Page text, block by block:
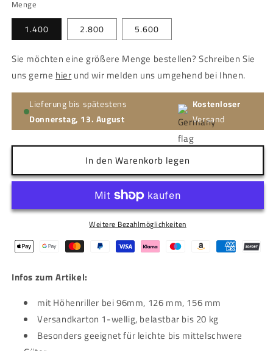
Menge
1.400 2.800 5.600
Sie möchten eine größere Menge bestellen? Schreiben Sie
uns gerne hier und wir melden uns umgehend bei Ihnen.
Lieferung bis spätestens
Donnerstag, 13. August
Kostenloser
Versand
In den Warenkorb legen
Weitere Bezahlmöglichkeiten
Infos zum Artikel:
mit Höhenriller bei 96mm, 126 mm, 156 mm
Versandkarton 1-wellig, belastbar bis 20 kg
Besonders geeignet für leichte bis mittelschwere